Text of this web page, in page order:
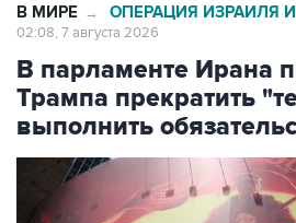
В МИРЕ → ОПЕРАЦИЯ ИЗРАИЛЯ
02:08, 7 августа 2026
В парламенте Ирана
Трампа прекратить
выполнить